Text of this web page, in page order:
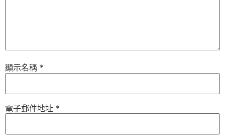
顯示名稱 *
電子郵件地址 *